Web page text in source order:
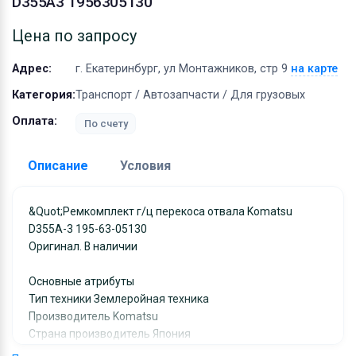
Цена по запросу
Адрес: г. Екатеринбург, ул Монтажников, стр 9 на карте
Категория:Транспорт / Автозапчасти / Для грузовых
Оплата:
По счету
Описание Условия
&quot;Ремкомплект г/ц перекоса отвала Komatsu
D355A-3 195-63-05130
Оригинал. В наличии
Основные атрибуты
Тип техники Землеройная техника
Производитель Komatsu
Страна производитель Япония
Доставка:
Адрес самовывоза:
Монтажников, стр 9
Отправка товара осуществляется в течение 2-х
после получения оплаты и отправляются через UPS
отслеживанием местоположения посылки и
Материалы